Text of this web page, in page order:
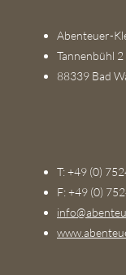
Abenteuer-
Tannenbühl 2
88339 Bad
T: +49 (0)
F: +49 (0)